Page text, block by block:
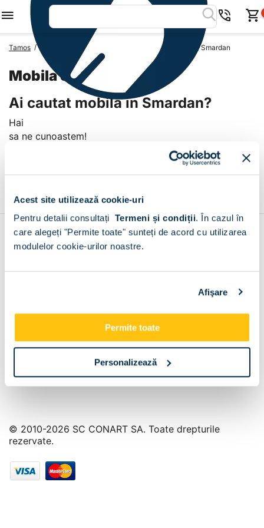
Acest site utilizează cookie-uri
Pentru detalii consultați Termeni și condiții. În cazul în
care alegeți "Permite toate" sunteți de acord cu utilizarea
modulelor cookie-urilor noastre.
Afişare
Permite toate
Personalizează
Tamos / Mobila Romania Mobila Judetul Dolj Mobila Smardan
Mobila Smardan
Ai cautat mobila in Smardan?
Hai
sa ne cunoastem!
+
Contul meu
© 2010-2026 SC CONART SA. Toate drepturile
rezervate.